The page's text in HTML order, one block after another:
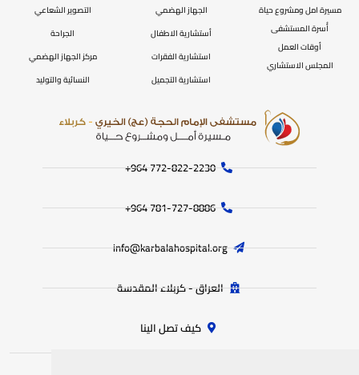
772-822-2230‏ 964+
781-727-8886 964+
info@karbalahospital.org
العراق - كربلاء المقدسة
كيف تصل الينا
التصوير الشعاعي
الجراحة
مركز الجهاز الهضمي
النسائية والتوليد
الجهاز الهضمي
أستشارية الاطفال
استشارية الفقرات
استشارية التجميل
مسيرة امل ومشروع حياة
أُسرة المستشفى
أوقات العمل
المجلس الاستشاري